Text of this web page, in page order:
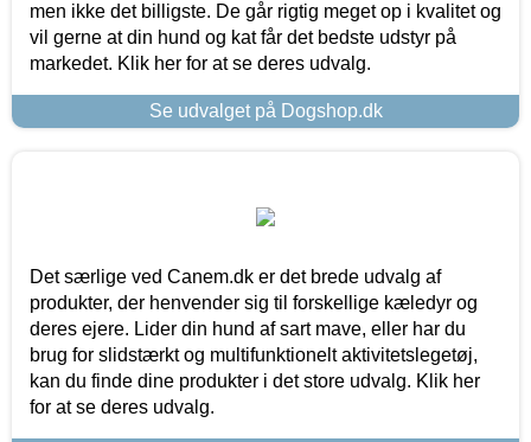
men ikke det billigste. De går rigtig meget op i kvalitet og
vil gerne at din hund og kat får det bedste udstyr på
markedet. Klik her for at se deres udvalg.
Se udvalget på Dogshop.dk
Det særlige ved Canem.dk er det brede udvalg af
produkter, der henvender sig til forskellige kæledyr og
deres ejere. Lider din hund af sart mave, eller har du
brug for slidstærkt og multifunktionelt aktivitetslegetøj,
kan du finde dine produkter i det store udvalg. Klik her
for at se deres udvalg.